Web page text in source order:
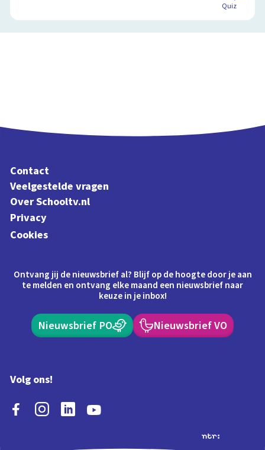
Quiz
Contact
Veelgestelde vragen
Over Schooltv.nl
Privacy
Cookies
Ontvang jij de nieuwsbrief al? Blijf op de hoogte door je aan
te melden en ontvang elke maand een nieuwsbrief naar
keuze in je inbox!
Nieuwsbrief PO Nieuwsbrief VO
Volg ons!